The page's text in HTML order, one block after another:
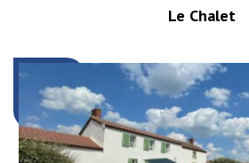
Le Chalet